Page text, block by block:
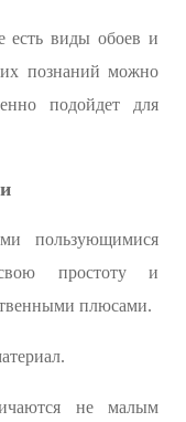
есть виды обоев и
познаний можно
подойдет для
пользующимися
простоту и
плюсами.
не малым